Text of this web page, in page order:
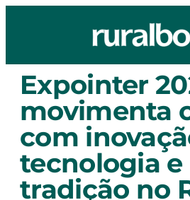
Expointer
movimenta
com
tecnologia e
tradição no